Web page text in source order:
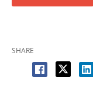
SHARE